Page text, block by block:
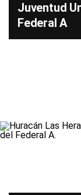
Juventud
Federal A